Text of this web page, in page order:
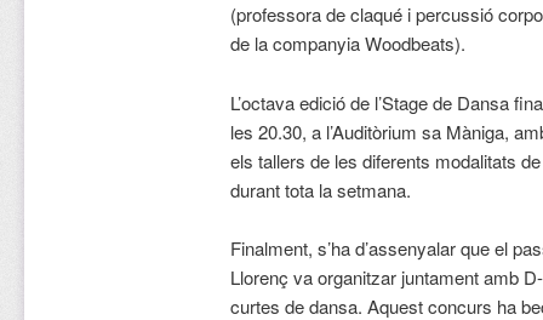
(professora de claqué i percussió
de la companyia Woodbeats).
L’octava edició de l’Stage de Dansa
les 20.30, a l’Auditòrium sa Màniga,
els tallers de les diferents modalitats
durant tota la setmana.
Finalment, s’ha d’assenyalar que el
Llorenç va organitzar juntament amb
curtes de dansa. Aquest concurs ha